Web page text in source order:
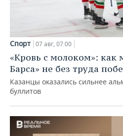
Спорт 07 авг, 07:00
«Кровь с молоком»: как
Барса» не без труда
Казанцы оказались сильнее
буллитов